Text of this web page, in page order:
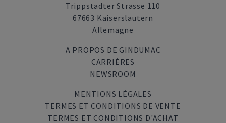
Trippstadter Strasse 110
67663 Kaiserslautern
Allemagne
A PROPOS DE GINDUMAC
CARRIÈRES
NEWSROOM
MENTIONS LÉGALES
TERMES ET CONDITIONS DE VENTE
TERMES ET CONDITIONS D'ACHAT